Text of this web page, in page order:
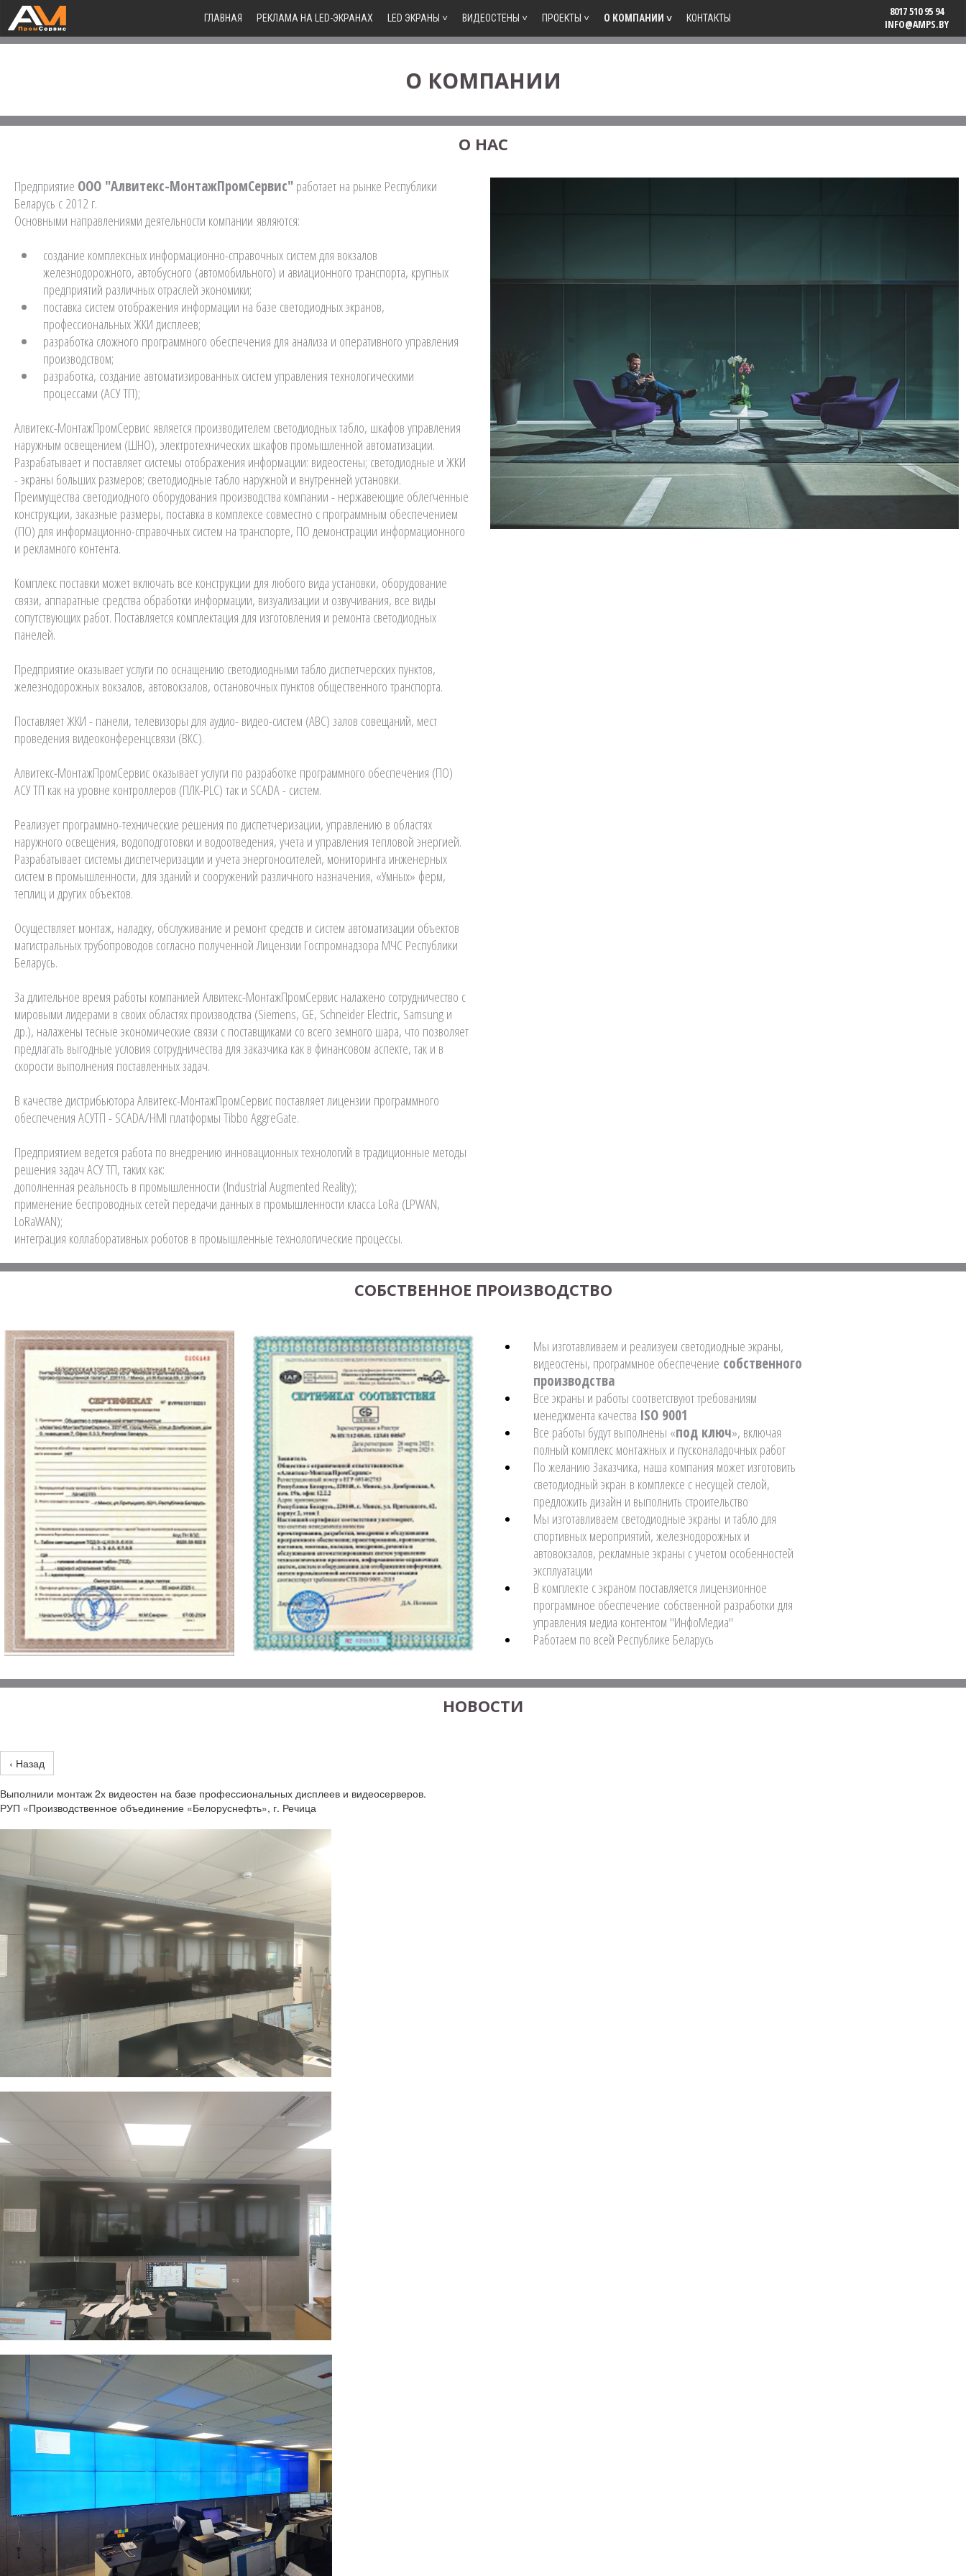
ГЛАВНАЯ РЕКЛАМА НА LED-ЭКРАНАХ LED ЭКРАНЫ ˅ ВИДЕОСТЕНЫ ˅ ПРОЕКТЫ ˅ О КОМПАНИИ ˅ КОНТАКТЫ
8017 510 95 94
INFO@AMPS.BY
О КОМПАНИИ
О НАС
Предприятие ООО "Алвитекс-МонтажПромСервис"работает на рынке Республики
Беларусь с 2012 г.
Основными направлениями деятельности компании являются:
создание комплексных информационно-справочных систем для вокзалов
железнодорожного, автобусного (автомобильного) и авиационного транспорта, крупных
предприятий различных отраслей экономики;
поставка систем отображения информации на базе светодиодных экранов,
профессиональных ЖКИ дисплеев;
разработка сложного программного обеспечения для анализа и оперативного управления
производством;
разработка, создание автоматизированных систем управления технологическими
процессами (АСУ ТП);
Алвитекс-МонтажПромСервис является производителем светодиодных табло, шкафов управления
наружным освещением (ШНО), электротехнических шкафов промышленной автоматизации.
Разрабатывает и поставляет системы отображения информации: видеостены; светодиодные и ЖКИ
- экраны больших размеров; светодиодные табло наружной и внутренней установки.
Преимущества светодиодного оборудования производства компании - нержавеющие облегченные
конструкции, заказные размеры, поставка в комплексе совместно с программным обеспечением
(ПО) для информационно-справочных систем на транспорте, ПО демонстрации информационного
и рекламного контента.
Комплекс поставки может включать все конструкции для любого вида установки, оборудование
связи, аппаратные средства обработки информации, визуализации и озвучивания, все виды
сопутствующих работ. Поставляется комплектация для изготовления и ремонта светодиодных
панелей.
Предприятие оказывает услуги по оснащению светодиодными табло диспетчерских пунктов,
железнодорожных вокзалов, автовокзалов, остановочных пунктов общественного транспорта.
Поставляет ЖКИ - панели, телевизоры для аудио- видео-систем (АВС) залов совещаний, мест
проведения видеоконференцсвязи (ВКС).
Алвитекс-МонтажПромСервис оказывает услуги по разработке программного обеспечения (ПО)
АСУ ТП как на уровне контроллеров (ПЛК-PLC) так и SCADA - систем.
Реализует программно-технические решения по диспетчеризации, управлению в областях
наружного освещения, водоподготовки и водоотведения, учета и управления тепловой энергией.
Разрабатывает системы диспетчеризации и учета энергоносителей, мониторинга инженерных
систем в промышленности, для зданий и сооружений различного назначения, «Умных» ферм,
теплиц и других объектов.
Осуществляет монтаж, наладку, обслуживание и ремонт средств и систем автоматизации объектов
магистральных трубопроводов согласно полученной Лицензии Госпромнадзора МЧС Республики
Беларусь.
За длительное время работы компанией Алвитекс-МонтажПромСервис налажено сотрудничество с
мировыми лидерами в своих областях производства (Siemens, GE, Schneider Electric, Samsung и
др.), налажены тесные экономические связи с поставщиками со всего земного шара, что позволяет
предлагать выгодные условия сотрудничества для заказчика как в финансовом аспекте, так и в
скорости выполнения поставленных задач.
В качестве дистрибьютора Алвитекс-МонтажПромСервис поставляет лицензии программного
обеспечения АСУТП - SCADA/HMI платформы Tibbo AggreGate.
Предприятием ведется работа по внедрению инновационных технологий в традиционные методы
решения задач АСУ ТП, таких как:
дополненная реальность в промышленности (Industrial Augmented Reality);
применение беспроводных сетей передачи данных в промышленности класса LoRa (LPWAN,
LoRaWAN);
интеграция коллаборативных роботов в промышленные технологические процессы.
СОБСТВЕННОЕ ПРОИЗВОДСТВО
Мы изготавливаем и реализуем светодиодные экраны,
видеостены, программное обеспечение собственного
производства
Все экраны и работы соответствуют требованиям
менеджмента качества ISO 9001
Все работы будут выполнены «под ключ», включая
полный комплекс монтажных и пусконаладочных работ
По желанию Заказчика, наша компания может изготовить
светодиодный экран в комплексе с несущей стелой,
предложить дизайн и выполнить строительство
Мы изготавливаем светодиодные экраны и табло для
спортивных мероприятий, железнодорожных и
автовокзалов, рекламные экраны с учетом особенностей
эксплуатации
В комплекте с экраном поставляется лицензионное
программное обеспечение собственной разработки для
управления медиа контентом "ИнфоМедиа"
Работаем по всей Республике Беларусь
НОВОСТИ
‹ Назад
Выполнили монтаж 2х видеостен на базе профессиональных дисплеев и видеосерверов.
РУП «Производственное объединение «Белоруснефть», г. Речица